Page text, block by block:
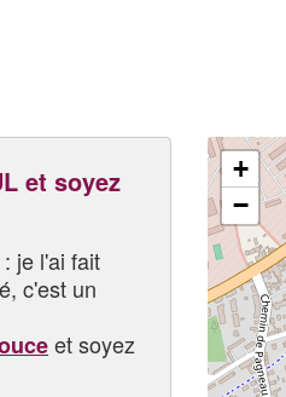
et soyez
je l'ai fait
c'est un
et soyez
+
−